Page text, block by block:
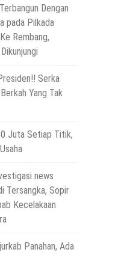
Dengan
pada Pilkada
Rembang,
Serka
Yang Tak
Juta Setiap Titik,
news
Tersangka, Sopir
Kecelakaan
Panahan, Ada